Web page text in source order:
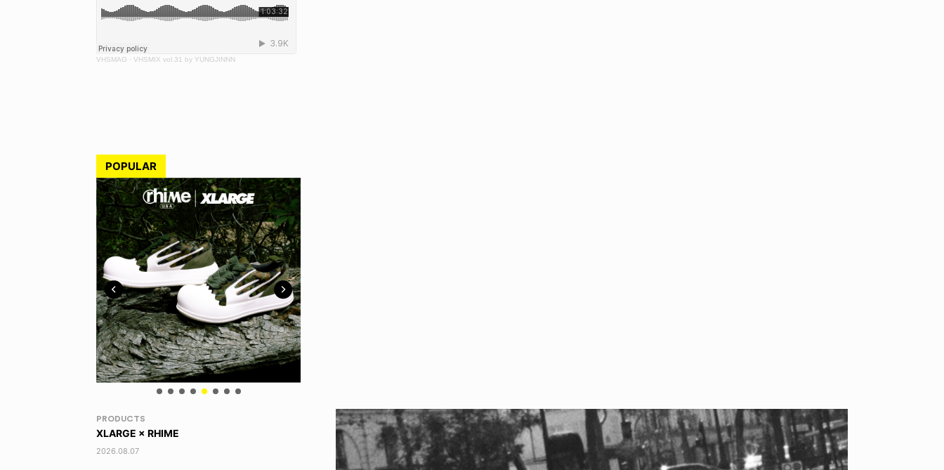
VHSMAG · VHSMIX vol.31 by YUNGJINNN
POPULAR
VOICE OF FREEDOM
TONY ALVA (ENGLISH)
2026.08.07
RANDOM
DINOSAUR JR.
VOICE OF FREEDOM
AKIRA OZAWA / 尾澤 彰
2021.09.02
ID
IZURU NAGAHARA / 永原依弦
2026.08.05